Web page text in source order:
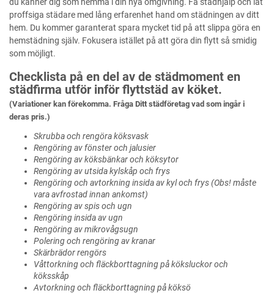
proffsiga städare med lång erfarenhet hand om städningen av ditt
hem. Du kommer garanterat spara mycket tid på att slippa göra en
hemstädning själv. Fokusera istället på att göra din flytt så smidig
som möjligt.
Checklista på en del av de städmoment en
städfirma utför inför flyttstäd av köket.
(Variationer kan förekomma. Fråga Ditt städföretag vad som ingår i
deras pris.)
Skrubba och rengöra köksvask
Rengöring av fönster och jalusier
Rengöring av köksbänkar och köksytor
Rengöring av utsida kylskåp och frys
Rengöring och avtorkning insida av kyl och frys (Obs! måste
vara avfrostad innan ankomst)
Rengöring av spis och ugn
Rengöring insida av ugn
Rengöring av mikrovågsugn
Polering och rengöring av kranar
Skärbrädor rengörs
Våttorkning och fläckborttagning på köksluckor och
köksskåp
Avtorkning och fläckborttagning på köksö